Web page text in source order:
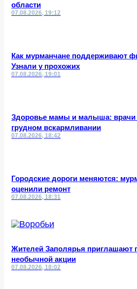
области
07.08.2026, 19:12
Как мурманчане поддерживают
Узнали у прохожих
07.08.2026, 19:01
Здоровье мамы и малыша: врачи
грудном вскармливании
07.08.2026, 18:42
Городские дороги меняются:
оценили ремонт
07.08.2026, 18:31
Жителей Заполярья приглашают
необычной акции
07.08.2026, 18:02